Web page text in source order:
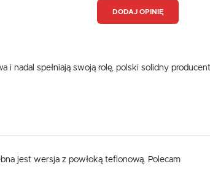
DODAJ OPINIĘ
i nadal spełniają swoją rolę, polski solidny
jest wersja z powłoką teflonową. Polecam